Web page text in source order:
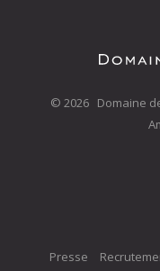
© 2026 Domaine
Presse